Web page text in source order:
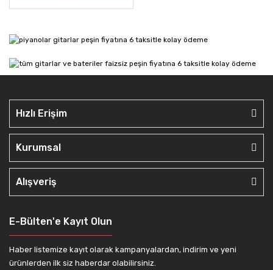
Hızlı Erişim
Kurumsal
Alışveriş
E-Bülten'e Kayıt Olun
Haber listemize kayıt olarak kampanyalardan, indirim ve yeni
ürünlerden ilk siz haberdar olabilirsiniz.